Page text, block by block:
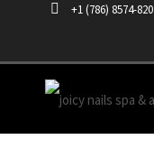
+1 (786) 8574-820